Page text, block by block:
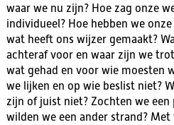
waar we nu zijn? Hoe zag onze
individueel? Hoe hebben we
wat heeft ons wijzer gemaakt?
achteraf voor en waar zijn we
wat gehad en voor wie moesten
we lijken en op wie beslist niet?
zijn of juist niet? Zochten we een
wilden we een ander strand?